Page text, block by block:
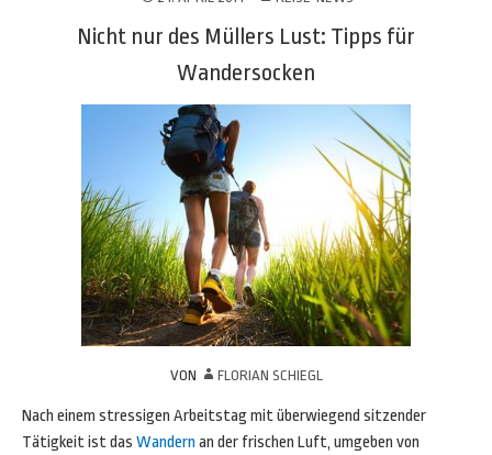
Nicht nur des Müllers Lust: Tipps für
Wandersocken
VON FLORIAN SCHIEGL
Nach einem stressigen Arbeitstag mit überwiegend sitzender
Tätigkeit ist das Wandern an der frischen Luft, umgeben von